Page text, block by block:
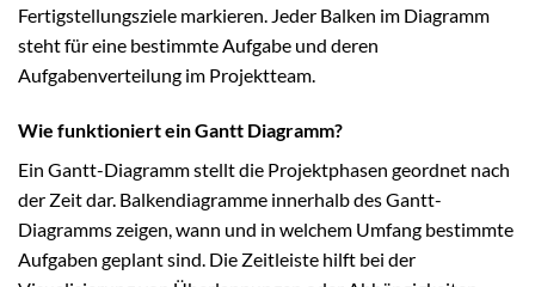
Fertigstellungsziele markieren. Jeder Balken im Diagramm
steht für eine bestimmte Aufgabe und deren
Aufgabenverteilung im Projektteam.
Wie funktioniert ein Gantt Diagramm?
Ein Gantt-Diagramm stellt die Projektphasen geordnet nach
der Zeit dar. Balkendiagramme innerhalb des Gantt-
Diagramms zeigen, wann und in welchem Umfang bestimmte
Aufgaben geplant sind. Die Zeitleiste hilft bei der